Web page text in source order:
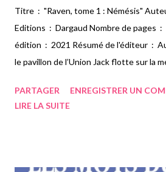
Titre : "Raven, tome 1 : Némésis"
Editions : Dargaud Nombre de pages
édition : 2021 Résumé de l'éditeur :
le pavillon de l’Union Jack flotte sur la
prétendu trésor, promis à l’infâme
PARTAGER
ENREGISTRER UN
LIRE LA SUITE